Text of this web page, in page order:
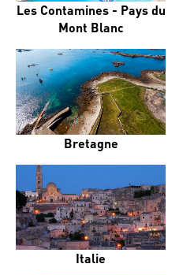
Les Contamines - Pays du
Mont Blanc
Bretagne
Italie